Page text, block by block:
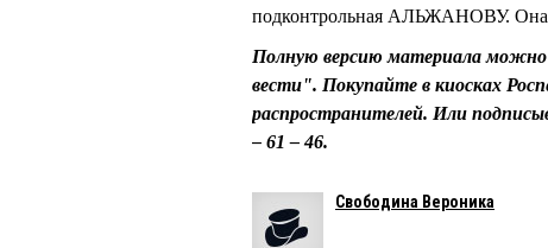
подконтрольная АЛЬЖАНОВУ. Она
Полную версию материала
вести". Покупайте в киосках
распространителей. Или
– 61 – 46.
Свободина Вероника